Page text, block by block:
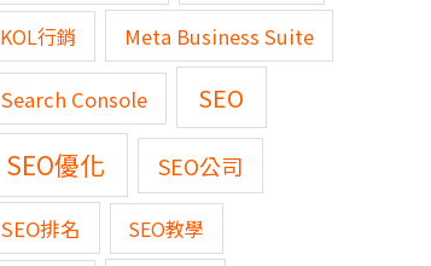
KOL行銷
Meta Business Suite
Search Console SEO
SEO優化 SEO公司
SEO排名
SEO教學